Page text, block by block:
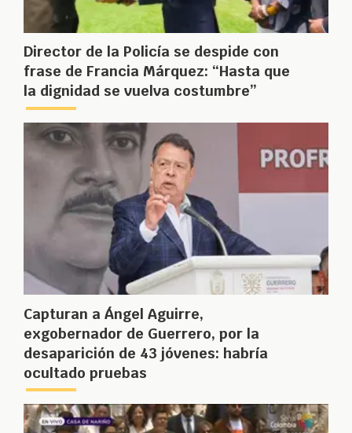
Director de la Policía se despide con
frase de Francia Márquez: “Hasta que
la dignidad se vuelva costumbre”
Capturan a Ángel Aguirre,
exgobernador de Guerrero, por la
desaparición de 43 jóvenes: habría
ocultado pruebas